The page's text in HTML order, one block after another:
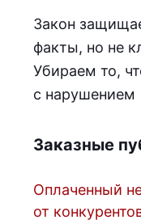
Закон
факты, но не
Убираем то,
с нарушением
Заказные
Оплаченный
от